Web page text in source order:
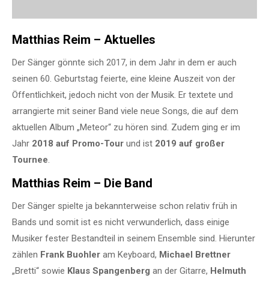
Matthias Reim – Aktuelles
Der Sänger gönnte sich 2017, in dem Jahr in dem er auch
seinen 60. Geburtstag feierte, eine kleine Auszeit von der
Öffentlichkeit, jedoch nicht von der Musik. Er textete und
arrangierte mit seiner Band viele neue Songs, die auf dem
aktuellen Album „Meteor“ zu hören sind. Zudem ging er im
Jahr 2018 auf Promo-Tour und ist 2019 auf großer
Tournee.
Matthias Reim – Die Band
Der Sänger spielte ja bekannterweise schon relativ früh in
Bands und somit ist es nicht verwunderlich, dass einige
Musiker fester Bestandteil in seinem Ensemble sind. Hierunter
zählen Frank Buohler am Keyboard, Michael Brettner
„Bretti“ sowie Klaus Spangenberg an der Gitarre, Helmuth